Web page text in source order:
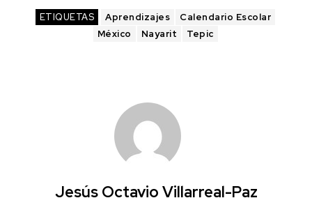
ETIQUETAS Aprendizajes
Calendario Escolar
México
Nayarit Tepic
Jesús Octavio Villarreal-Paz